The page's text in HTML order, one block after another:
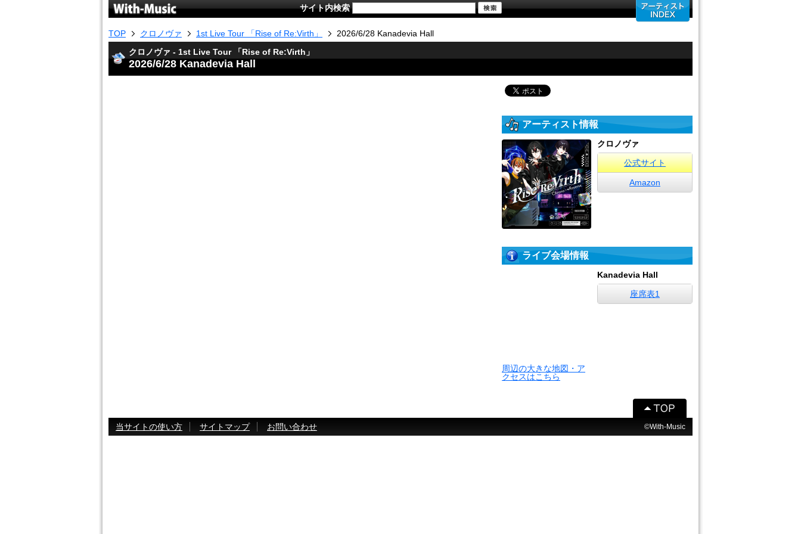
サイト内検索
TOP クロノヴァ 1st Live Tour 「Rise of Re:Virth」
2026/6/28 Kanadevia Hall
クロノヴァ - 1st Live Tour 「Rise of Re:Virth」
2026/6/28 Kanadevia Hall
アーティスト情報
クロノヴァ
公式サイト
Amazon
ライブ会場情報
周辺の大きな地図・ア
クセスはこちら
Kanadevia Hall
座席表1
当サイトの使い方 サイトマップ お問い合わせ ©With-Music